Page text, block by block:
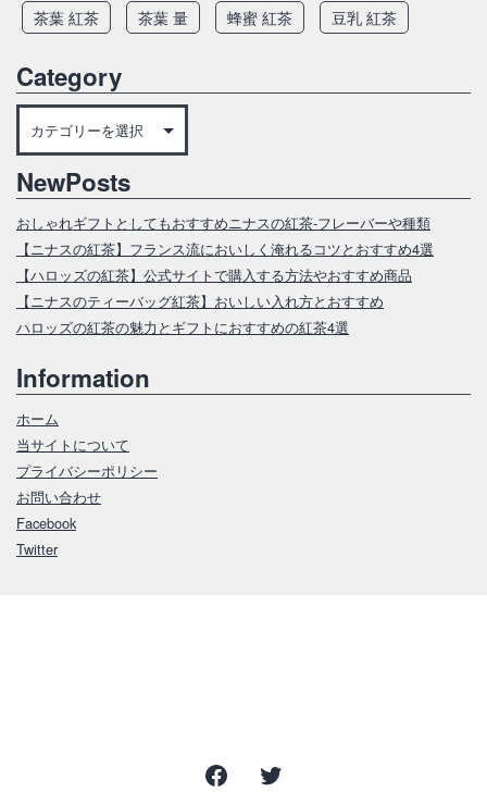
茶葉 紅茶
茶葉 量 蜂蜜 紅茶 豆乳 紅茶
Category
NewPosts
おしゃれギフトとしてもおすすめニナスの紅茶‐フレーバーや種類
【ニナスの紅茶】フランス流においしく淹れるコツとおすすめ4選
【ハロッズの紅茶】公式サイトで購入する方法やおすすめ商品
【ニナスのティーバッグ紅茶】おいしい入れ方とおすすめ
ハロッズの紅茶の魅力とギフトにおすすめの紅茶4選
Information
ホーム
当サイトについて
プライバシーポリシー
お問い合わせ
Facebook
Twitter
Facebook